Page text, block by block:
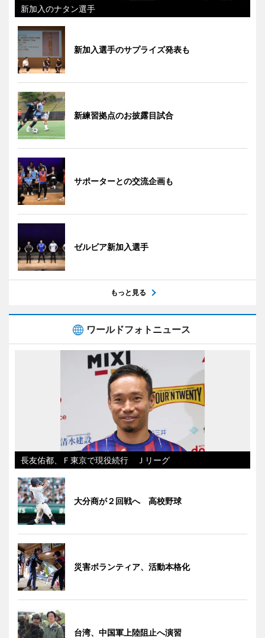
新加入のナタン選手
新加入選手のサプライズ発表も
新練習拠点のお披露目試合
サポーターとの交流企画も
ゼルビア新加入選手
もっと見る
ワールドフォトニュース
長友佑都、Ｆ東京で現役続行 Ｊリーグ
大分商が２回戦へ 高校野球
災害ボランティア、活動本格化
台湾、中国軍上陸阻止へ演習